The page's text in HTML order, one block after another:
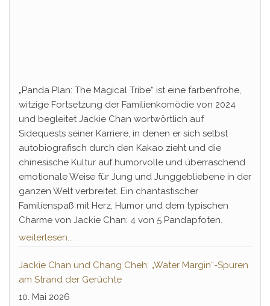
„Panda Plan: The Magical Tribe“ ist eine farbenfrohe,
witzige Fortsetzung der Familienkomödie von 2024
und begleitet Jackie Chan wortwörtlich auf
Sidequests seiner Karriere, in denen er sich selbst
autobiografisch durch den Kakao zieht und die
chinesische Kultur auf humorvolle und überraschend
emotionale Weise für Jung und Junggebliebene in der
ganzen Welt verbreitet. Ein chantastischer
Familienspaß mit Herz, Humor und dem typischen
Charme von Jackie Chan: 4 von 5 Pandapfoten.
weiterlesen...
Jackie Chan und Chang Cheh: „Water Margin“-Spuren
am Strand der Gerüchte
10. Mai 2026